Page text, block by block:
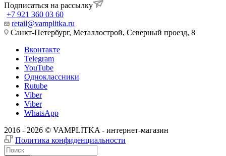
Подписаться на рассылку
+7 921 360 03 60
retail@vamplitka.ru
Санкт-Петербург, Металлострой, Северный проезд, 8
Вконтакте
Telegram
YouTube
Одноклассники
Rutube
Viber
Viber
WhatsApp
2016 - 2026 © VAMPLITKA - интернет-магазин
Политика конфиденциальности